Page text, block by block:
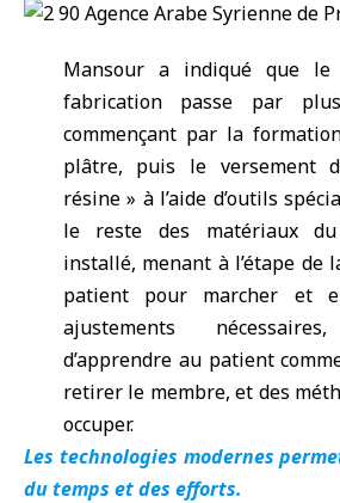
Mansour a indiqué que le
fabrication passe par
commençant par la
plâtre, puis le versement
résine » à l’aide d’outils
le reste des matériaux
installé, menant à l’étape de
patient pour marcher et
ajustements
d’apprendre au patient
retirer le membre, et des
occuper.
Les technologies modernes
du temps et des efforts.